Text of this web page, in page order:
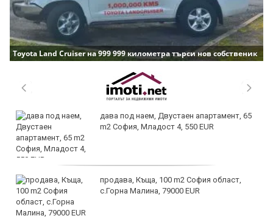
Toyota Land Cruiser на 999 999 километра търси нов собственик
дава под наем, Двустаен апартамент, 65
m2 София, Младост 4, 550 EUR
продава, Къща, 100 m2 София област,
с.Горна Малина, 79000 EUR